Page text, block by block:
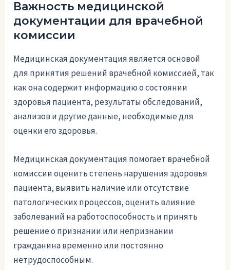
Важность медицинской
документации для врачебной
комиссии
Медицинская документация является основой
для принятия решений врачебной комиссией, так
как она содержит информацию о состоянии
здоровья пациента, результаты обследований,
анализов и другие данные, необходимые для
оценки его здоровья.
Медицинская документация помогает врачебной
комиссии оценить степень нарушения здоровья
пациента, выявить наличие или отсутствие
патологических процессов, оценить влияние
заболеваний на работоспособность и принять
решение о признании или непризнании
гражданина временно или постоянно
нетрудоспособным.